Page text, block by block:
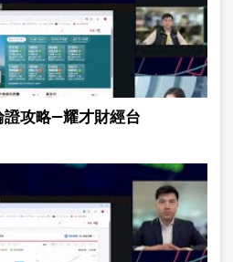
證攻略—耀才財經台